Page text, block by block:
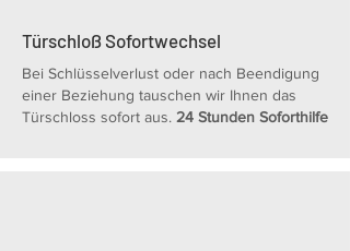
Türschloß Sofortwechsel
Bei Schlüsselverlust oder nach Beendigung
einer Beziehung tauschen wir Ihnen das
Türschloss sofort aus. 24 Stunden Soforthilfe